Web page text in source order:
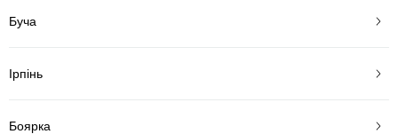
Буча
Ірпінь
Боярка